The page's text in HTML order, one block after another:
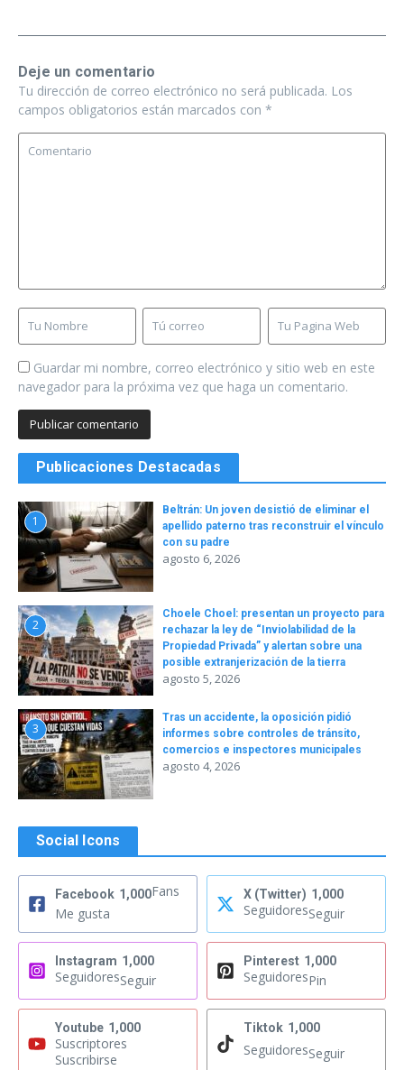
Deje un comentario
Tu dirección de correo electrónico no será publicada. Los
campos obligatorios están marcados con *
Guardar mi nombre, correo electrónico y sitio web en este
navegador para la próxima vez que haga un comentario.
Publicaciones Destacadas
1
Beltrán: Un joven desistió de eliminar el
apellido paterno tras reconstruir el vínculo
con su padre
agosto 6, 2026
2
Choele Choel: presentan un proyecto para
rechazar la ley de “Inviolabilidad de la
Propiedad Privada” y alertan sobre una
posible extranjerización de la tierra
agosto 5, 2026
3
Tras un accidente, la oposición pidió
informes sobre controles de tránsito,
comercios e inspectores municipales
agosto 4, 2026
Social Icons
Facebook 1,000Fans
Me gusta
X (Twitter) 1,000
SeguidoresSeguir
Instagram 1,000
SeguidoresSeguir
Pinterest 1,000
SeguidoresPin
Youtube 1,000
Suscriptores
Suscribirse
Tiktok 1,000
SeguidoresSeguir